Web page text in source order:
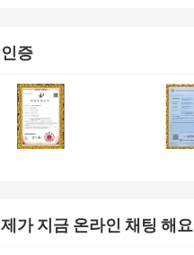
인증
제가 지금 온라인 채팅 해요